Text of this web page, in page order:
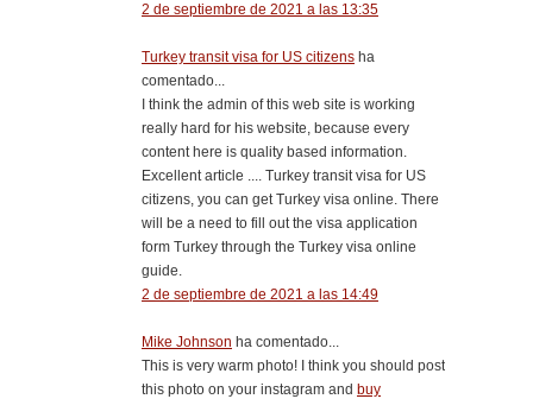
2 de septiembre de 2021 a las 13:35
Turkey transit visa for US citizens ha
comentado...
I think the admin of this web site is working
really hard for his website, because every
content here is quality based information.
Excellent article .... Turkey transit visa for US
citizens, you can get Turkey visa online. There
will be a need to fill out the visa application
form Turkey through the Turkey visa online
guide.
2 de septiembre de 2021 a las 14:49
Mike Johnson ha comentado...
This is very warm photo! I think you should post
this photo on your instagram and buy